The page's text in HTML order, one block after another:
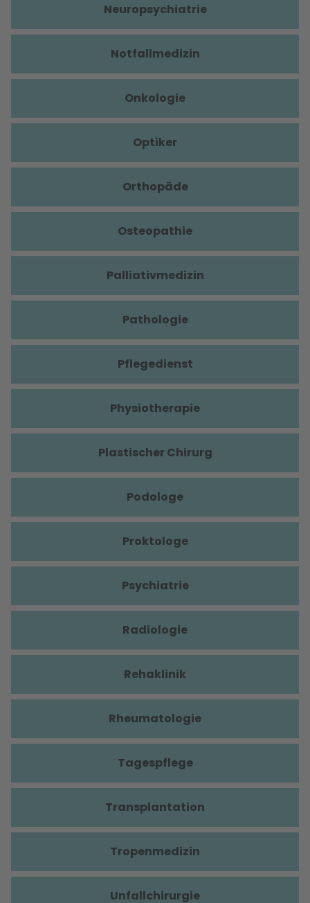
Neuropsychiatrie
Notfallmedizin
Onkologie
Optiker
Orthopäde
Osteopathie
Palliativmedizin
Pathologie
Pflegedienst
Physiotherapie
Plastischer Chirurg
Podologe
Proktologe
Psychiatrie
Radiologie
Rehaklinik
Rheumatologie
Tagespflege
Transplantation
Tropenmedizin
Unfallchirurgie